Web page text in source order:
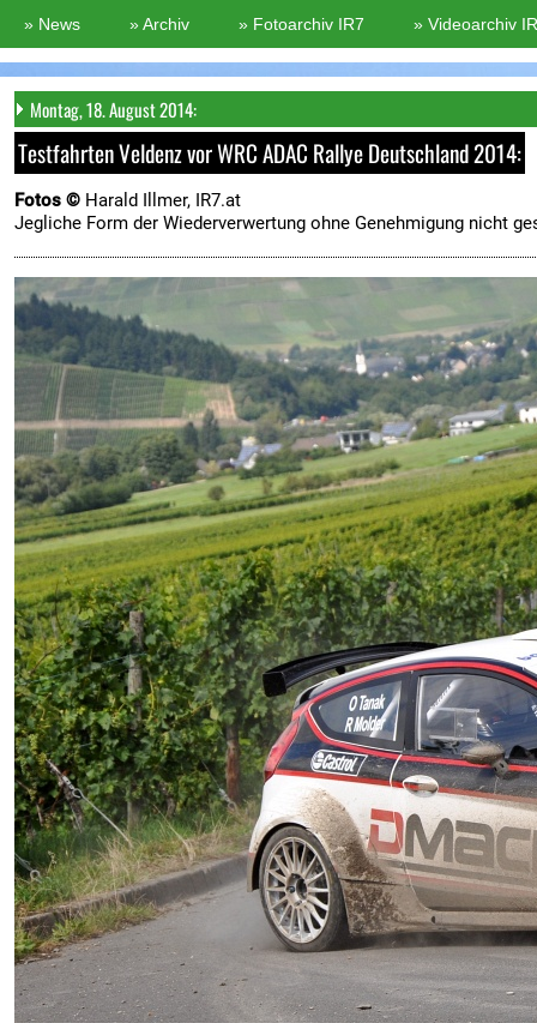
Montag, 18. August 2014:
Testfahrten Veldenz vor WRC ADAC Rallye Deutschland 2014:
Fotos © Harald Illmer, IR7.at
Jegliche Form der Wiederverwertung ohne Genehmigung nicht